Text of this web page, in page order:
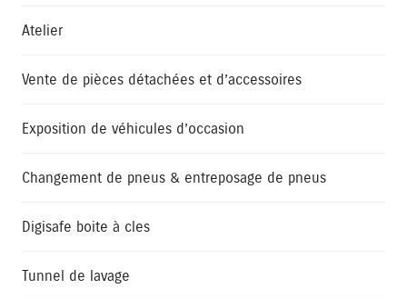
Atelier
Vente de pièces détachées et d’accessoires
Exposition de véhicules d’occasion
Changement de pneus & entreposage de pneus
Digisafe boite à cles
Tunnel de lavage